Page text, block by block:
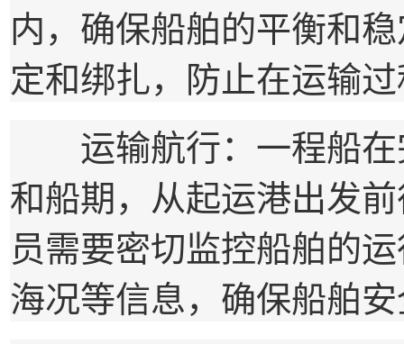
内，确保船舶的平衡和
定和绑扎，防止在运输
运输航行：一程船在
和船期，从起运港出发
员需要密切监控船舶的
海况等信息，确保船舶